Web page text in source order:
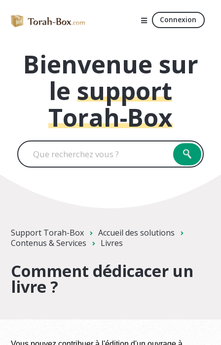
Connexion
Bienvenue sur
le support
Torah-Box
Support Torah-Box
Accueil des solutions
Contenus & Services
Livres
Comment dédicacer un
livre ?